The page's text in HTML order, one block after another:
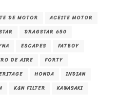
DE MOTOR
ACEITE MOTOR
DRAGSTAR 650
ESCAPES
FATBOY
DE AIRE
FORTY
HONDA
INDIAN
K&N FILTER
KAWASAKI